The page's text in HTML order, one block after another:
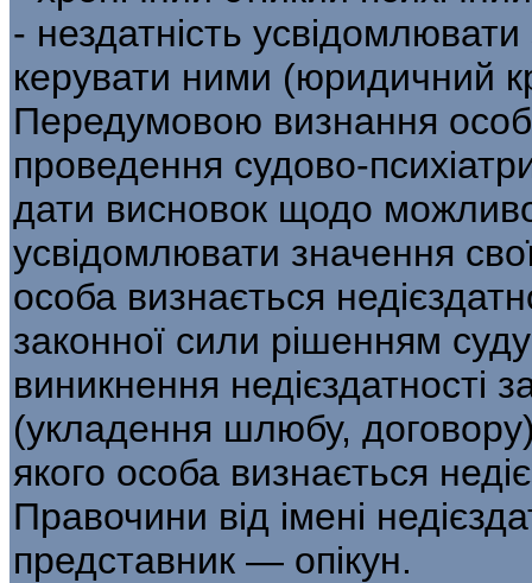
- нездатність
керувати ними (юридичний
Передумовою визнання
проведення судово-
дати висновок щодо
усвідомлювати значення
особа визнається
законної сили рішенням
виникнення недієздатності
(укладення шлюбу,
якого особа визнається
Правочини від імені
представник — опікун.